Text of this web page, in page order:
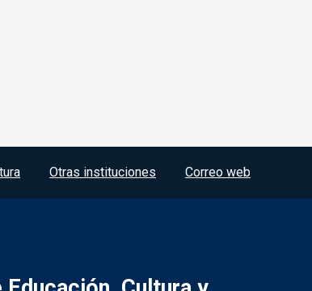
Otras instituciones Correo web